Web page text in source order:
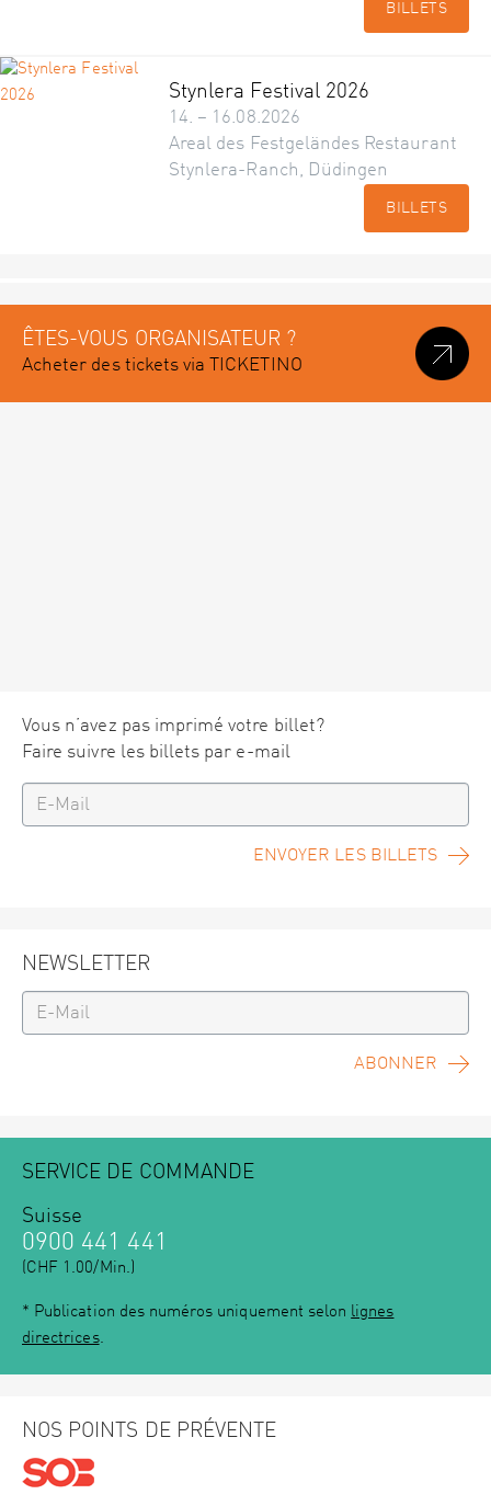
BILLETS
Stynlera Festival 2026
14. – 16.08.2026
Areal des Festgeländes Restaurant
Stynlera-Ranch, Düdingen
BILLETS
ÊTES-VOUS ORGANISATEUR ?
Acheter des tickets via TICKETINO
Vous n’avez pas imprimé votre billet?
Faire suivre les billets par e-mail
ENVOYER LES BILLETS
NEWSLETTER
ABONNER
SERVICE DE COMMANDE
Suisse
0900 441 441
(CHF 1.00/Min.)
* Publication des numéros uniquement selon lignes
directrices.
NOS POINTS DE PRÉVENTE